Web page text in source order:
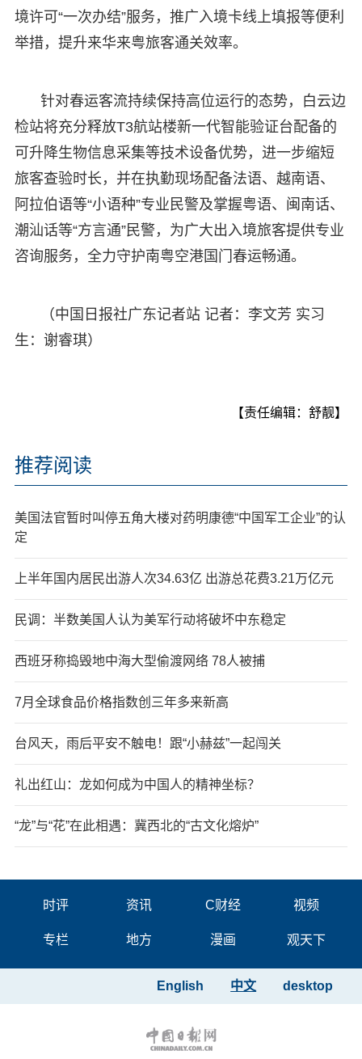
境许可“一次办结”服务，推广入境卡线上填报等便利
举措，提升来华来粤旅客通关效率。
针对春运客流持续保持高位运行的态势，白云边
检站将充分释放T3航站楼新一代智能验证台配备的
可升降生物信息采集等技术设备优势，进一步缩短
旅客查验时长，并在执勤现场配备法语、越南语、
阿拉伯语等“小语种”专业民警及掌握粤语、闽南话、
潮汕话等“方言通”民警，为广大出入境旅客提供专业
咨询服务，全力守护南粤空港国门春运畅通。
（中国日报社广东记者站 记者：李文芳 实习
生：谢睿琪）
【责任编辑：舒靓】
推荐阅读
美国法官暂时叫停五角大楼对药明康德“中国军工企业”的认
定
上半年国内居民出游人次34.63亿 出游总花费3.21万亿元
民调：半数美国人认为美军行动将破坏中东稳定
西班牙称捣毁地中海大型偷渡网络 78人被捕
7月全球食品价格指数创三年多来新高
台风天，雨后平安不触电！跟“小赫兹”一起闯关
礼出红山：龙如何成为中国人的精神坐标？
“龙”与“花”在此相遇：冀西北的“古文化熔炉”
时评 资讯 C财经 视频
专栏 地方 漫画 观天下
desktop
中文
English